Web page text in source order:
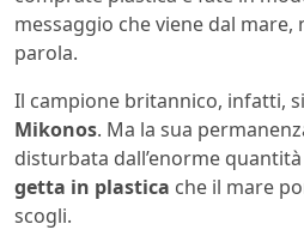
messaggio che viene dal mare,
parola.
Il campione britannico, infatti,
Mikonos. Ma la sua
disturbata dall’enorme
getta in plastica che il mare
scogli.